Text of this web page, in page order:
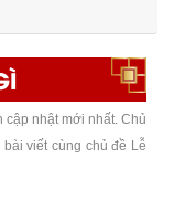
nhật mới nhất. Chủ
viết cùng chủ đề Lễ